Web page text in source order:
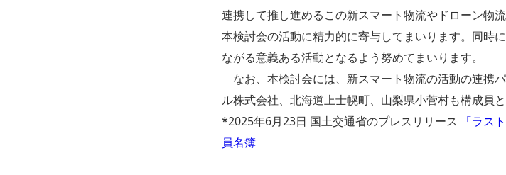
連携して推し進めるこの新スマート物流やドローン物
本検討会の活動に精力的に寄与してまいります。同時
ながる意義ある活動となるよう努めてまいります。
なお、本検討会には、新スマート物流の活動の連携
ル株式会社、北海道上士幌町、山梨県小菅村も構成員と
*2025年6月23日 国土交通省のプレスリリース
「ラス
員名簿